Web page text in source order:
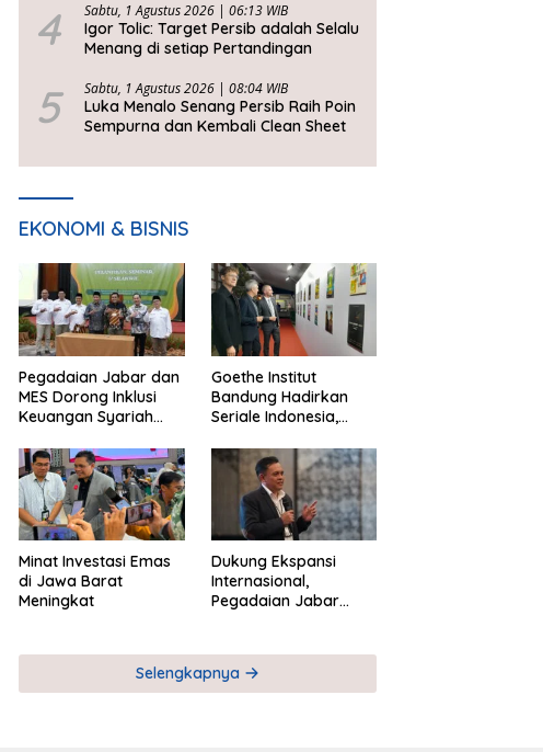
4 Sabtu, 1 Agustus 2026 | 06:13 WIB
Igor Tolic: Target Persib adalah Selalu
Menang di setiap Pertandingan
5 Sabtu, 1 Agustus 2026 | 08:04 WIB
Luka Menalo Senang Persib Raih Poin
Sempurna dan Kembali Clean Sheet
EKONOMI & BISNIS
Pegadaian Jabar dan
MES Dorong Inklusi
Keuangan Syariah
UMKM
Goethe Institut
Bandung Hadirkan
Seriale Indonesia,
Global Industri Serial
Minat Investasi Emas
di Jawa Barat
Meningkat
Dukung Ekspansi
Internasional,
Pegadaian Jabar
Pegadaian Timor
Leste
Selengkapnya